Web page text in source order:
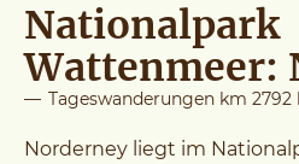
Nationalpark
Wattenmeer:
— Tageswanderungen km 2792
Norderney liegt im